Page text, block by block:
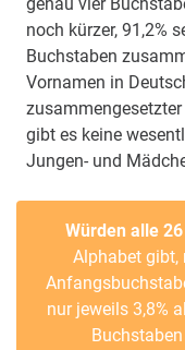
noch kürzer, 91,2%
Buchstaben
Vornamen in
gibt es keine
Jungen- und
Würden alle
Alphabet gibt,
nur jeweils 3,8%